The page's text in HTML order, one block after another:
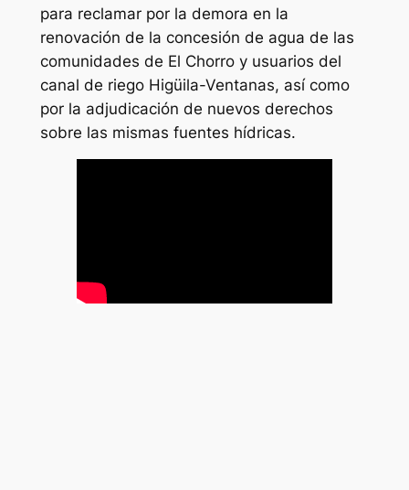
para reclamar por la demora en la
renovación de la concesión de agua de las
comunidades de El Chorro y usuarios del
canal de riego Higüila-Ventanas, así como
por la adjudicación de nuevos derechos
sobre las mismas fuentes hídricas.